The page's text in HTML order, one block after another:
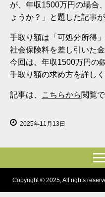
が、年収1500万円の場合
ょうか？」と題した記事
手取り額は「可処分所得
社会保険料を差し引いた金
今回は、年収1500万円の
手取り額の求め方を詳し
記事は、 こちらから閲覧
2025年11月13日
Copyright © 2025, All rights